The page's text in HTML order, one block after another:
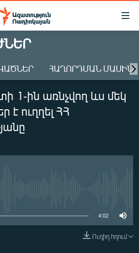
ՀԱՂՈՐԴՄԱՆ ՄԱՍԻՆ
1-ին առնչվող ևս մեկ
է ուղղել ՀՀ
4:02
Ուղիղ հղում